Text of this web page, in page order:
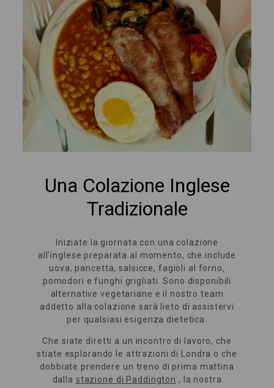
Una Colazione Inglese
Tradizionale
Iniziate la giornata con una colazione
all'inglese preparata al momento, che include
uova, pancetta, salsicce, fagioli al forno,
pomodori e funghi grigliati. Sono disponibili
alternative vegetariane e il nostro team
addetto alla colazione sarà lieto di assistervi
per qualsiasi esigenza dietetica.
Che siate diretti a un incontro di lavoro, che
stiate esplorando le attrazioni di Londra o che
dobbiate prendere un treno di prima mattina
dalla stazione di Paddington , la nostra